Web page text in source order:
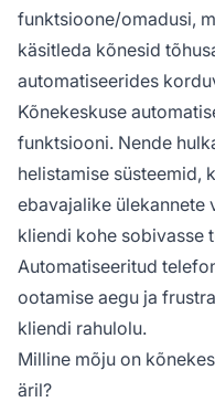
funktsioone/omadusi,
käsitleda kõnesid
automatiseerides
Kõnekeskuse
funktsiooni. Nende
helistamise süsteemid,
ebavajalike ülekannete
kliendi kohe sobivasse
Automatiseeritud
ootamise aegu ja
kliendi rahulolu.
Milline mõju on
äril?